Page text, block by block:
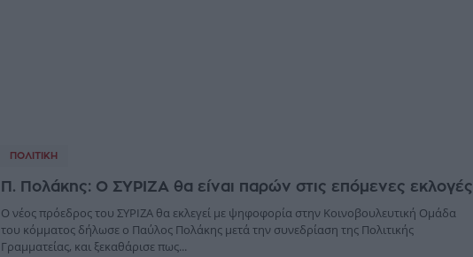
ΠΟΛΙΤΙΚΉ
Π. Πολάκης: Ο ΣΥΡΙΖΑ θα είναι παρών στις επόμενες εκλογές
Ο νέος πρόεδρος του ΣΥΡΙΖΑ θα εκλεγεί με ψηφοφορία στην Κοινοβουλευτική Ομάδα
του κόμματος δήλωσε ο Παύλος Πολάκης μετά την συνεδρίαση της Πολιτικής
Γραμματείας, και ξεκαθάρισε πως...